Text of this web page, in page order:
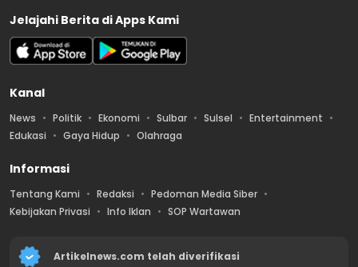
Jelajahi Berita di Apps Kami
Kanal
News Politik Ekonomi Sulbar Sulsel
Entertainment
Edukasi
Gaya Hidup Olahraga
Informasi
Tentang Kami Redaksi
Pedoman Media Siber
Kebijakan Privasi
Info Iklan SOP Wartawan
Artikelnews.com telah diverifikasi